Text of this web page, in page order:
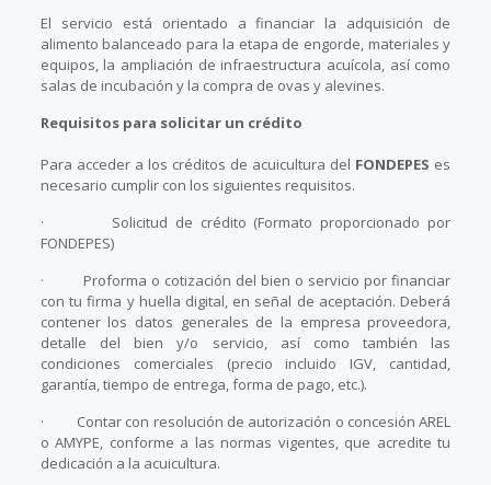
El servicio está orientado a financiar la adquisición de
alimento balanceado para la etapa de engorde, materiales y
equipos, la ampliación de infraestructura acuícola, así como
salas de incubación y la compra de ovas y alevines.
Requisitos para solicitar un crédito
Para acceder a los créditos de acuicultura del FONDEPES es
necesario cumplir con los siguientes requisitos.
· Solicitud de crédito (Formato proporcionado por
FONDEPES)
· Proforma o cotización del bien o servicio por financiar
con tu firma y huella digital, en señal de aceptación. Deberá
contener los datos generales de la empresa proveedora,
detalle del bien y/o servicio, así como también las
condiciones comerciales (precio incluido IGV, cantidad,
garantía, tiempo de entrega, forma de pago, etc.).
· Contar con resolución de autorización o concesión AREL
o AMYPE, conforme a las normas vigentes, que acredite tu
dedicación a la acuicultura.